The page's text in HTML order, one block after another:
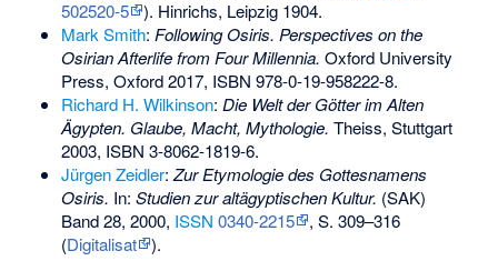
502520-5
). Hinrichs, Leipzig 1904.
Mark Smith: Following Osiris. Perspectives on the
Osirian Afterlife from Four Millennia. Oxford University
Press, Oxford 2017, ISBN 978-0-19-958222-8.
Richard H. Wilkinson: Die Welt der Götter im Alten
Ägypten. Glaube, Macht, Mythologie. Theiss, Stuttgart
2003, ISBN 3-8062-1819-6.
Jürgen Zeidler: Zur Etymologie des Gottesnamens
Osiris. In: Studien zur altägyptischen Kultur. (SAK)
Band 28, 2000, ISSN 0340-2215
, S. 309–316
(Digitalisat ).